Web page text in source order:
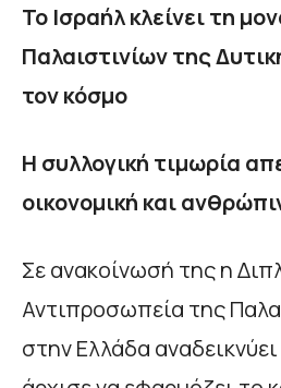
Το Ισραήλ κλείνει τη
Παλαιστινίων της
τον κόσμο
Η συλλογική τιμωρία
οικονομική και
Σε ανακοίνωσή της η
Αντιπροσωπεία της
στην Ελλάδα